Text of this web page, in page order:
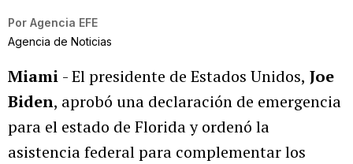
Por Agencia EFE
Agencia de Noticias
Miami - El presidente de Estados Unidos, Joe
Biden, aprobó una declaración de emergencia
para el estado de Florida y ordenó la
asistencia federal para complementar los